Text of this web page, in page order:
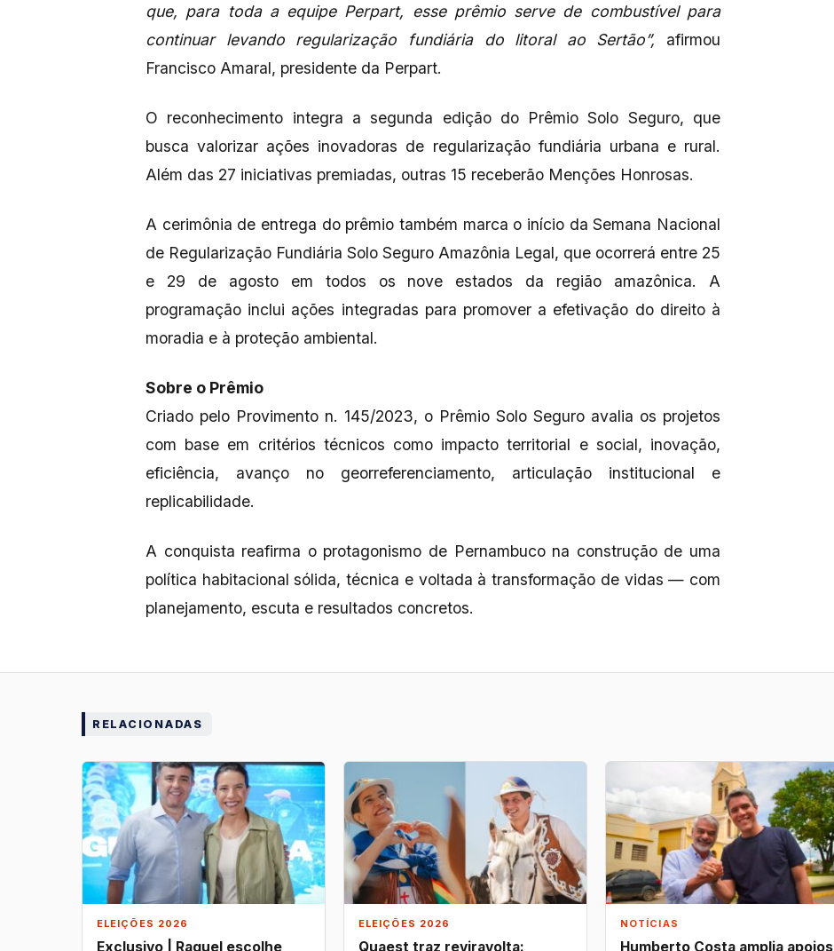
que, para toda a equipe Perpart, esse prêmio serve de combustível para
continuar levando regularização fundiária do litoral ao Sertão”, afirmou
Francisco Amaral, presidente da Perpart.
O reconhecimento integra a segunda edição do Prêmio Solo Seguro, que
busca valorizar ações inovadoras de regularização fundiária urbana e rural.
Além das 27 iniciativas premiadas, outras 15 receberão Menções Honrosas.
A cerimônia de entrega do prêmio também marca o início da Semana Nacional
de Regularização Fundiária Solo Seguro Amazônia Legal, que ocorrerá entre 25
e 29 de agosto em todos os nove estados da região amazônica. A
programação inclui ações integradas para promover a efetivação do direito à
moradia e à proteção ambiental.
Sobre o Prêmio
Criado pelo Provimento n. 145/2023, o Prêmio Solo Seguro avalia os projetos
com base em critérios técnicos como impacto territorial e social, inovação,
eficiência, avanço no georreferenciamento, articulação institucional e
replicabilidade.
A conquista reafirma o protagonismo de Pernambuco na construção de uma
política habitacional sólida, técnica e voltada à transformação de vidas — com
planejamento, escuta e resultados concretos.
RELACIONADAS
ELEIÇÕES 2026
Exclusivo | Raquel escolhe
ELEIÇÕES 2026
Quaest traz reviravolta:
NOTÍCIAS
Humberto Costa amplia apoios